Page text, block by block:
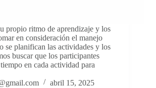
propio ritmo de aprendizaje y los
en consideración el manejo
se planifican las actividades y los
buscar que los participantes
en cada actividad para
abril 15, 2025